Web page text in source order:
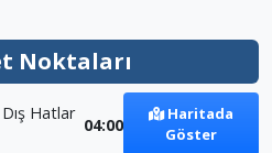
Noktaları
Hatlar
04:00
Haritada
Göster